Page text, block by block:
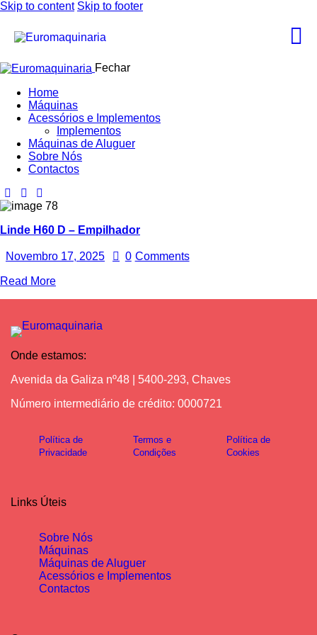
Skip to content Skip to footer
Fechar
Home
Máquinas
Acessórios e Implementos
Implementos
Máquinas de Aluguer
Sobre Nós
Contactos
Linde H60 D – Empilhador
Novembro 17, 2025 0 Comments
Read More
Onde estamos:
Avenida da Galiza nº48 | 5400-293, Chaves
Número intermediário de crédito: 0000721
Política de
Privacidade
Termos e
Condições
Política de
Cookies
Links Úteis
Sobre Nós
Máquinas
Máquinas de Aluguer
Acessórios e Implementos
Contactos